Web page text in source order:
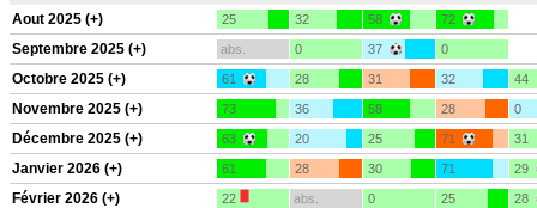
Aout 2025 (+) 25 32 58 72
Septembre 2025 (+) abs. 0 37 0
Octobre 2025 (+) 61 28 31 32 44
Novembre 2025 (+) 73 36 58 28 0
Décembre 2025 (+) 63 20 25 71 31
Janvier 2026 (+) 61 28 30 71 29
Février 2026 (+) 22 abs. 0 25 28